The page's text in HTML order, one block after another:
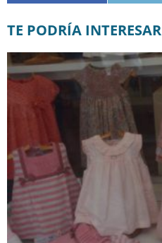
TE PODRÍA INTERESAR